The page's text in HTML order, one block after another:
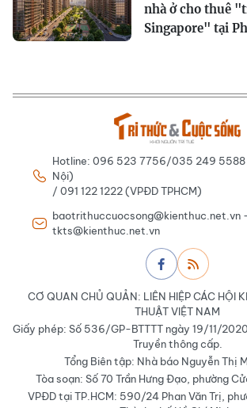
nhà ở cho thuê
Singapore" tại
Hotline: 096 523 7756/035 249 5588
Nội)
/ 091 122 1222 (VPĐD TPHCM)
baotrithuccuocsong@kienthuc.net.vn
tkts@kienthuc.net.vn
CƠ QUAN CHỦ QUẢN: LIÊN HIỆP CÁC HỘI
THUẬT VIỆT NAM
Giấy phép: Số 536/GP-BTTTT ngày 19/11/
Truyền thông cấp.
Tổng Biên tập: Nhà báo Nguyễn Thị
Tòa soạn: Số 70 Trần Hưng Đạo, phường
VPĐD tại TP.HCM: 590/24 Phan Văn Trị,